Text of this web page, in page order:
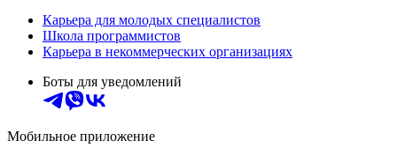
Карьера для молодых специалистов
Школа программистов
Карьера в некоммерческих организациях
Боты для уведомлений
Мобильное приложение